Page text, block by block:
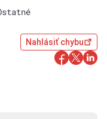
Nahlásiť chybu